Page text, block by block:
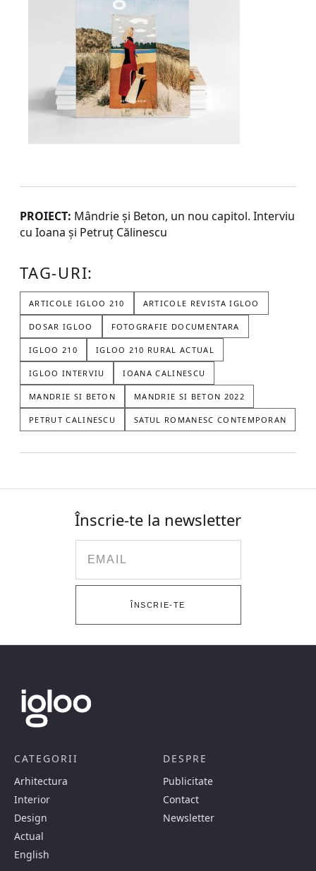
PROIECT: Mândrie și Beton, un nou capitol. Interviu
cu Ioana și Petruț Călinescu
TAG-URI:
ARTICOLE IGLOO 210 ARTICOLE REVISTA IGLOO
DOSAR IGLOO FOTOGRAFIE DOCUMENTARA
IGLOO 210 IGLOO 210 RURAL ACTUAL
IGLOO INTERVIU IOANA CALINESCU
MANDRIE SI BETON MANDRIE SI BETON 2022
PETRUT CALINESCU SATUL ROMANESC CONTEMPORAN
Înscrie-te la newsletter
ÎNSCRIE-TE
CATEGORII
Arhitectura
Interior
Design
Actual
English
DESPRE
Publicitate
Contact
Newsletter